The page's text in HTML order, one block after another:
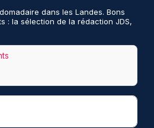
dans les Landes. Bons
: la sélection de la rédaction JDS,